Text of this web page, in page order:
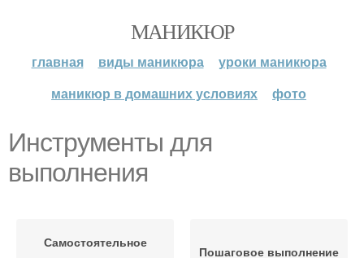
МАНИКЮР
главная виды маникюра
уроки маникюра
маникюр в домашних условиях
фото
Инструменты для
выполнения
Самостоятельное
Пошаговое выполнение